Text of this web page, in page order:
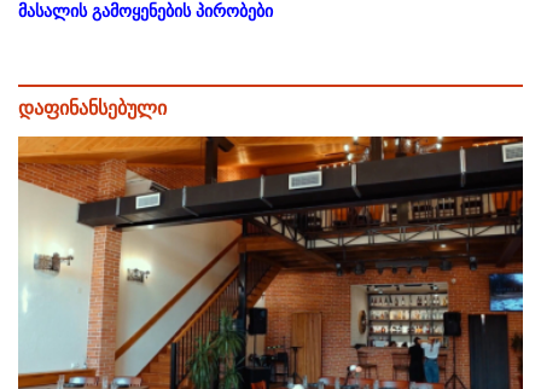
მასალის გამოყენების პირობები
დაფინანსებული